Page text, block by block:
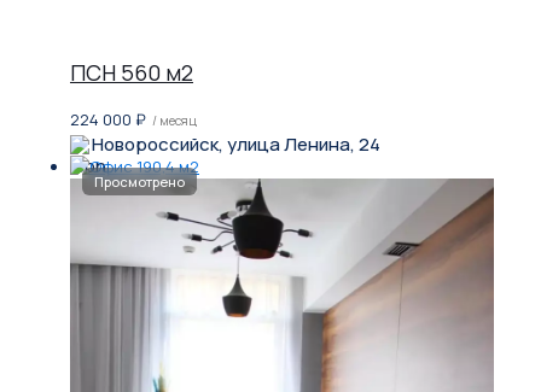
ПСН 560 м2
224 000 ₽ / месяц
Новороссийск, улица Ленина, 24